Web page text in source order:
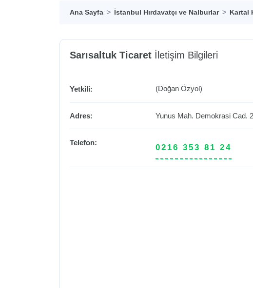
Ana Sayfa İstanbul Hırdavatçı ve Nalburlar Kartal
Sarısaltuk Ticaret İletişim Bilgileri
Yetkili: (Doğan Özyol)
Adres: Yunus Mah. Demokrasi Cad.
Telefon:
0216 353 81 24